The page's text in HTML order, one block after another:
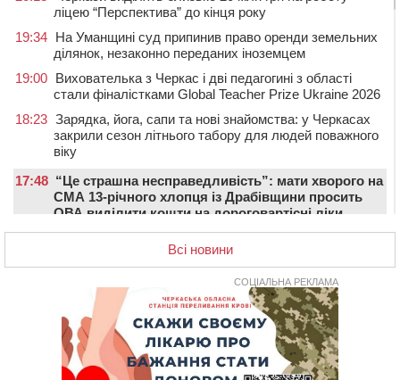
ліцею “Перспектива” до кінця року
19:34 На Уманщині суд припинив право оренди земельних
ділянок, незаконно переданих іноземцем
19:00 Вихователька з Черкас і дві педагогині з області
стали фіналістками Global Teacher Prize Ukraine 2026
18:23 Зарядка, йога, сапи та нові знайомства: у Черкасах
закрили сезон літнього табору для людей поважного
віку
17:48 “Це страшна несправедливість”: мати хворого на
СМА 13-річного хлопця із Драбівщини просить
ОВА виділити кошти на дороговартісні ліки
На Уманщині судитимуть колишню очільницю відділу
освіти через закупівлю електрики за завищеною
У Черкасах провели в останню путь двох
загиблих воїнів
До 1 вересня у Черкасах оновлюють дорожню
розмітку біля навчальних закладів (ФОТОФАКТ)
Всі новини
СОЦІАЛЬНА РЕКЛАМА